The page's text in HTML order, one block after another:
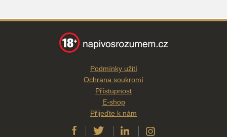
Podmínky užití
Ochrana soukromí
Přístupnost
E-shop
Přijeďte k nám